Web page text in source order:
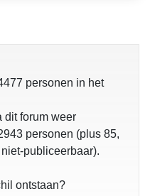
personen in het
dit forum weer
personen (plus 85,
publiceerbaar).
ontstaan?